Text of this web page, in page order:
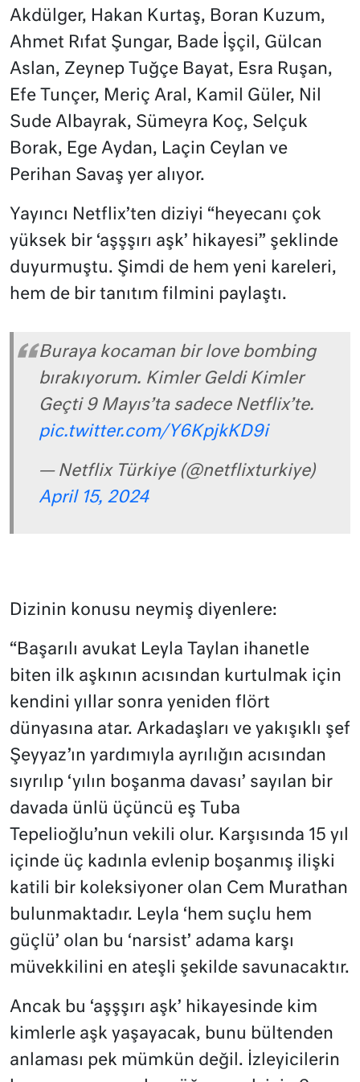
Akdülger, Hakan Kurtaş, Boran Kuzum,
Ahmet Rıfat Şungar, Bade İşçil, Gülcan
Aslan, Zeynep Tuğçe Bayat, Esra Ruşan,
Efe Tunçer, Meriç Aral, Kamil Güler, Nil
Sude Albayrak, Sümeyra Koç, Selçuk
Borak, Ege Aydan, Laçin Ceylan ve
Perihan Savaş yer alıyor.
Yayıncı Netflix’ten diziyi “heyecanı çok
yüksek bir ‘aşşşırı aşk’ hikayesi” şeklinde
duyurmuştu. Şimdi de hem yeni kareleri,
hem de bir tanıtım filmini paylaştı.
Buraya kocaman bir love bombing
bırakıyorum. Kimler Geldi Kimler
Geçti 9 Mayıs’ta sadece Netflix’te.
pic.twitter.com/Y6KpjkKD9i
— Netflix Türkiye (@netflixturkiye)
April 15, 2024
Dizinin konusu neymiş diyenlere:
“Başarılı avukat Leyla Taylan ihanetle
biten ilk aşkının acısından kurtulmak için
kendini yıllar sonra yeniden flört
dünyasına atar. Arkadaşları ve yakışıklı şef
Şeyyaz’ın yardımıyla ayrılığın acısından
sıyrılıp ‘yılın boşanma davası’ sayılan bir
davada ünlü üçüncü eş Tuba
Tepelioğlu’nun vekili olur. Karşısında 15 yıl
içinde üç kadınla evlenip boşanmış ilişki
katili bir koleksiyoner olan Cem Murathan
bulunmaktadır. Leyla ‘hem suçlu hem
güçlü’ olan bu ‘narsist’ adama karşı
müvekkilini en ateşli şekilde savunacaktır.
Ancak bu ‘aşşşırı aşk’ hikayesinde kim
kimlerle aşk yaşayacak, bunu bültenden
anlaması pek mümkün değil. İzleyicilerin